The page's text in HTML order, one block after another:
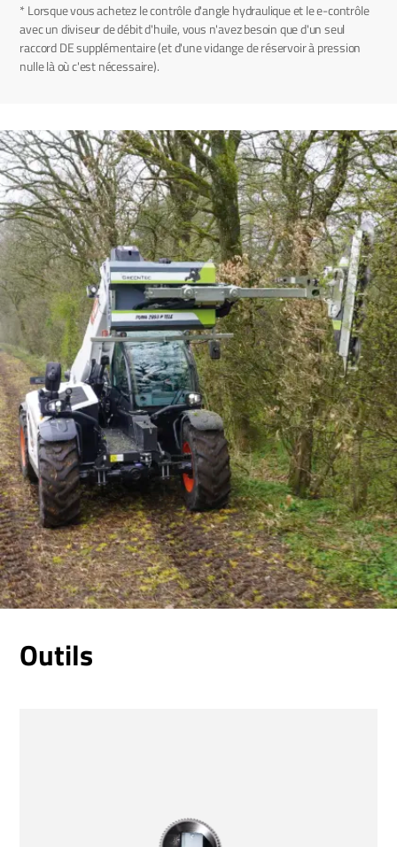
* Lorsque vous achetez le contrôle d'angle hydraulique et le e-contrôle
avec un diviseur de débit d'huile, vous n'avez besoin que d'un seul
raccord DE supplémentaire (et d'une vidange de réservoir à pression
nulle là où c'est nécessaire).
Outils